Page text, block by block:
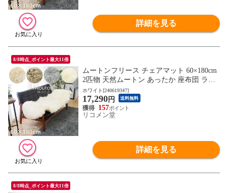
詳細を見る
8/8時点_ポイント最大11倍
ムートンフリース チェアマット 60×180cm
2匹物 天然ムートン あったか 座布団 ラグ
羊毛 ふわふわ おしゃれ 北欧 モダン【送料
無料】
ホワイト[240619347]
17,290円 送料無料
157
リコメン堂
詳細を見る
8/8時点_ポイント最大11倍